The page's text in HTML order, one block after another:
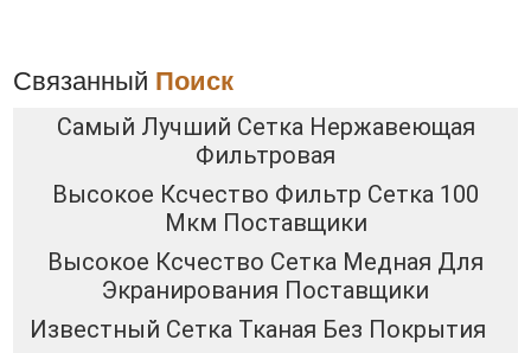
Связанный Поиск
Самый Лучший Сетка Нержавеющая
Фильтровая
Высокое Ксчество Фильтр Сетка 100
Мкм Поставщики
Высокое Ксчество Сетка Медная Для
Экранирования Поставщики
Известный Сетка Тканая Без Покрытия